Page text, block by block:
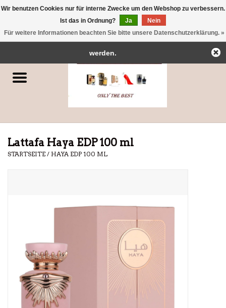
Parfums
Lattafa Haya EDP 100 ml
STARTSEITE / HAYA EDP 100 ML
Wir benutzen Cookies nur für interne Zwecke um den Webshop zu verbessern.
Ist das in Ordnung?
Ja
Nein
Für weitere Informationen beachten Sie bitte unsere Datenschutzerklärung. »
← Zurück zum BackofficeDieser Shop befindet sich im Aufbau.
Eventuell können nicht alle Bestellungen eingehalten oder erfüllt
werden.